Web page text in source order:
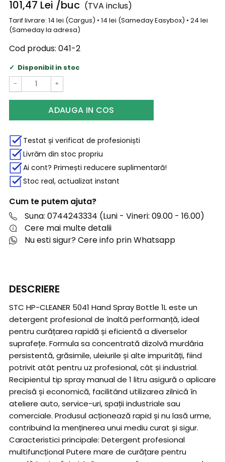
101,47 Lei /buc (TVA inclus)
Tarif livrare: 14 lei (Cargus) • 14 lei (Sameday Easybox) • 24 lei
(Sameday la adresa)
Cod produs: 041-2
Disponibil in stoc
− +
ADAUGA IN COS
Testat și verificat de profesioniști
Livrăm din stoc propriu
Ai cont? Primești reducere suplimentară!
Stoc real, actualizat instant
Cum te putem ajuta?
Suna: 0744243334 (Luni - Vineri: 09.00 - 16.00)
Cere mai multe detalii
Nu esti sigur? Cere info prin Whatsapp
DESCRIERE
STC HP-CLEANER 5041 Hand Spray Bottle 1L este un
detergent profesional de înaltă performanță, ideal
pentru curățarea rapidă și eficientă a diverselor
suprafețe. Formula sa concentrată dizolvă murdăria
persistentă, grăsimile, uleiurile și alte impurități, fiind
potrivit atât pentru uz profesional, cât și industrial.
Recipientul tip spray manual de 1 litru asigură o aplicare
precisă și economică, facilitând utilizarea zilnică în
ateliere auto, service-uri, spații industriale sau
comerciale. Produsul acționează rapid și nu lasă urme,
contribuind la menținerea unui mediu curat și sigur.
Caracteristici principale: Detergent profesional
multifuncțional Putere mare de curățare pentru